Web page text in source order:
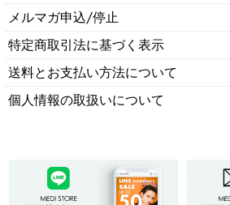
メルマガ申込/停止
特定商取引法に基づく表示
送料とお支払い方法について
個人情報の取扱いについて